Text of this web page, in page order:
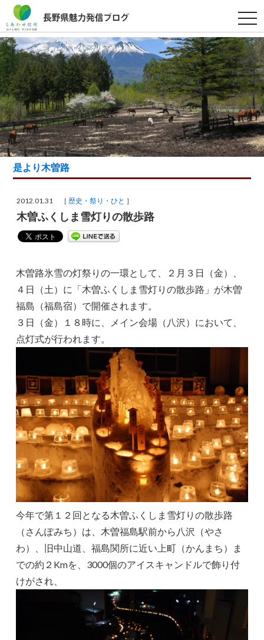
t
o
g
g
l
e
n
a
v
i
g
a
t
i
o
n
是より木曽路
2012.01.31 ［歴史・祭り・ひと ］
木曽ふくしま雪灯りの散歩路
木曽路氷雪の灯祭りの一環として、２月３日（金）、
４日（土）に「木曽ふくしま雪灯りの散歩路」が木曽
福島（福島宿）で開催されます。
３日（金）１８時に、メイン会場（八沢）において、
点灯式が行われます。
今年で第１２回となる木曽ふくしま雪灯りの散歩路
（さんぽみち）は、木曽福島駅前から八沢（やさ
わ）、旧中山道、福島関所に近い上町（かんまち）ま
での約２Kmを、3000個のアイスキャンドルで飾り付
けがされ、